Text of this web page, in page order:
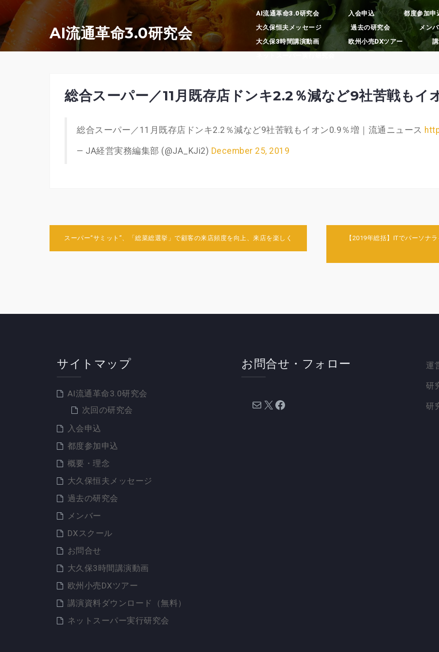
ン
テ
ン
AI流通革命3.0研究会
AI流通革命3.0研究会 入会申込 都度参加申
大久保恒夫メッセージ
過去の研究会 メン
大久保3時間講演動画
欧州小売DXツアー
総合スーパー／11月既存店ドンキ2.2％減など9社苦戦もイ
総合スーパー／11月既存店ドンキ2.2％減など9社苦戦もイオン0.9％増｜流通ニュース
— JA経営実務編集部 (@JA_KJi2) December 25, 2019
稿
ー
ン
スーパー“サミット”、「総菜総選挙」で顧客の来店頻度を向上、来店を楽しく
【2019年総括】ITでパーソナ
サイトマップ
AI流通革命3.0研究会
次回の研究会
入会申込
都度参加申込
概要・理念
大久保恒夫メッセージ
過去の研究会
メンバー
DXスクール
お問合せ
大久保3時間講演動画
欧州小売DXツアー
講演資料ダウンロード（無料）
ネットスーパー実行研究会
お問合せ・フォロー
メール X Facebook
運
研
研